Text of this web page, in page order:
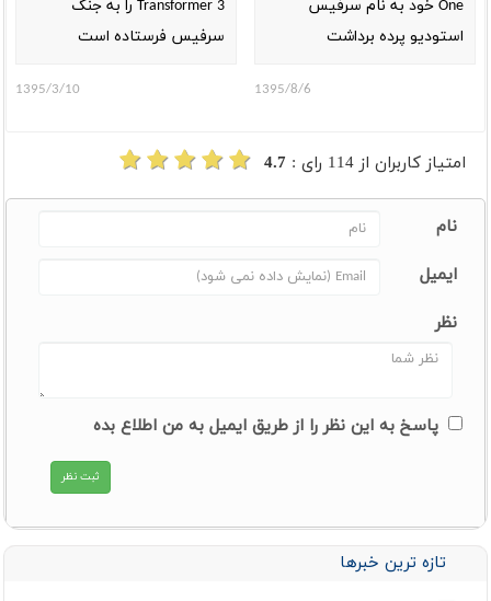
One خود به نام سرفیس
استودیو پرده برداشت
1395/8/6
Transformer 3 را به جنگ
سرفیس فرستاده است
1395/3/10
امتیاز کاربران از 114 رای : 4.7
نام
ایمیل
نظر
پاسخ به این نظر را از طریق ایمیل به من اطلاع بده
تازه ترین خبرها